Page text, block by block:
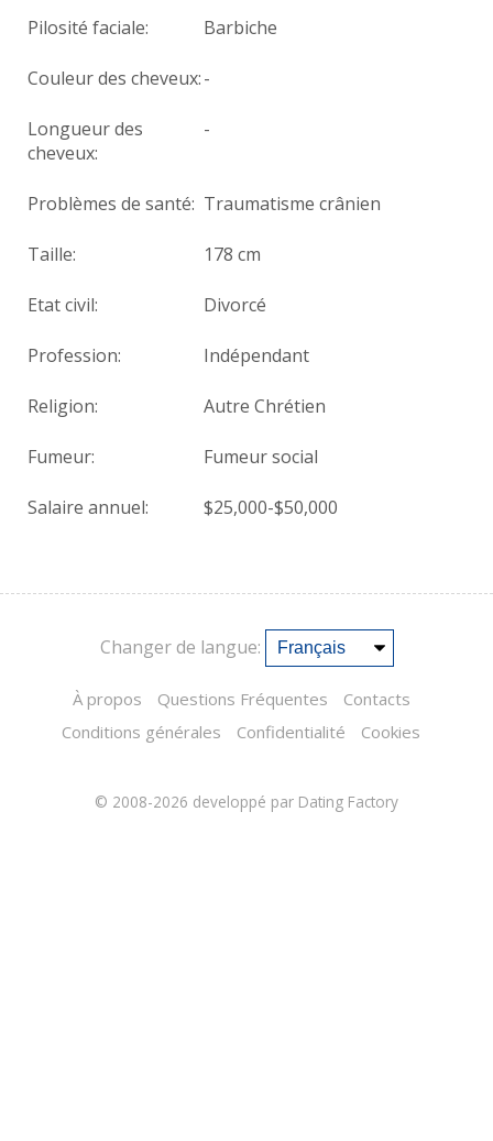
Pilosité faciale: Barbiche
Couleur des cheveux:-
Longueur des
cheveux:
-
Problèmes de santé: Traumatisme crânien
Taille: 178 cm
Etat civil: Divorcé
Profession: Indépendant
Religion: Autre Chrétien
Fumeur: Fumeur social
Salaire annuel: $25,000-$50,000
Changer de langue:
À propos Questions Fréquentes
Contacts
Conditions générales
Confidentialité Cookies
© 2008-2026 developpé par Dating Factory